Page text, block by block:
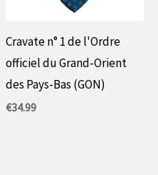
Cravate n° 1 de l'Ordre
officiel du Grand-Orient
des Pays-Bas (GON)
€34.99